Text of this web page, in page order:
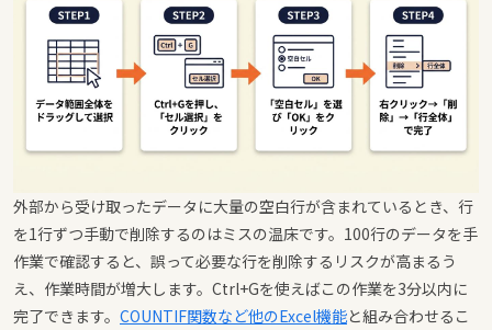
外部から受け取ったデータに大量の空白行が含まれているとき、行
を1行ずつ手動で削除するのはミスの温床です。100行のデータを手
作業で確認すると、誤って必要な行を削除するリスクが高まるう
え、作業時間が増大します。Ctrl+Gを使えばこの作業を3分以内に
完了できます。 COUNTIF関数など他のExcel機能と組み合わせるこ